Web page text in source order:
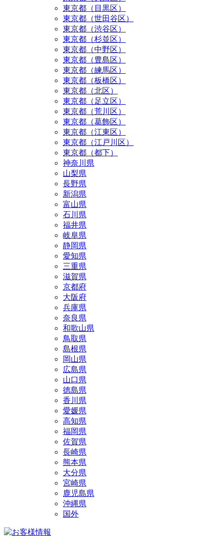
東京都（目黒区）
東京都（世田谷区）
東京都（渋谷区）
東京都（杉並区）
東京都（中野区）
東京都（豊島区）
東京都（練馬区）
東京都（板橋区）
東京都（北区）
東京都（足立区）
東京都（荒川区）
東京都（葛飾区）
東京都（江東区）
東京都（江戸川区）
東京都（都下）
神奈川県
山梨県
長野県
新潟県
富山県
石川県
福井県
岐阜県
静岡県
愛知県
三重県
滋賀県
京都府
大阪府
兵庫県
奈良県
和歌山県
鳥取県
島根県
岡山県
広島県
山口県
徳島県
香川県
愛媛県
高知県
福岡県
佐賀県
長崎県
熊本県
大分県
宮崎県
鹿児島県
沖縄県
国外